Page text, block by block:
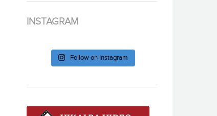
INSTAGRAM
Follow on Instagram